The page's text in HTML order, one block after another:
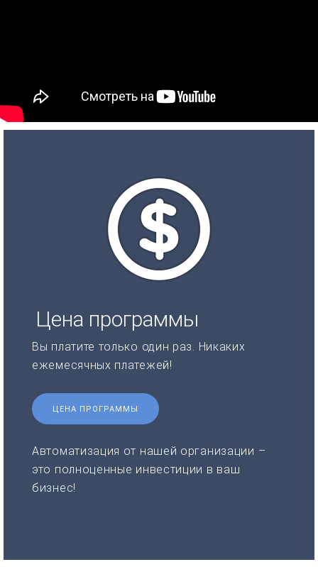
Цена программы
Вы платите только один раз. Никаких
ежемесячных платежей!
ЦЕНА ПРОГРАММЫ
Автоматизация от нашей организации –
это полноценные инвестиции в ваш
бизнес!